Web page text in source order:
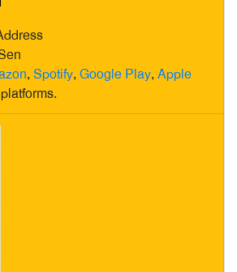
, Spotify, Google Play, Apple